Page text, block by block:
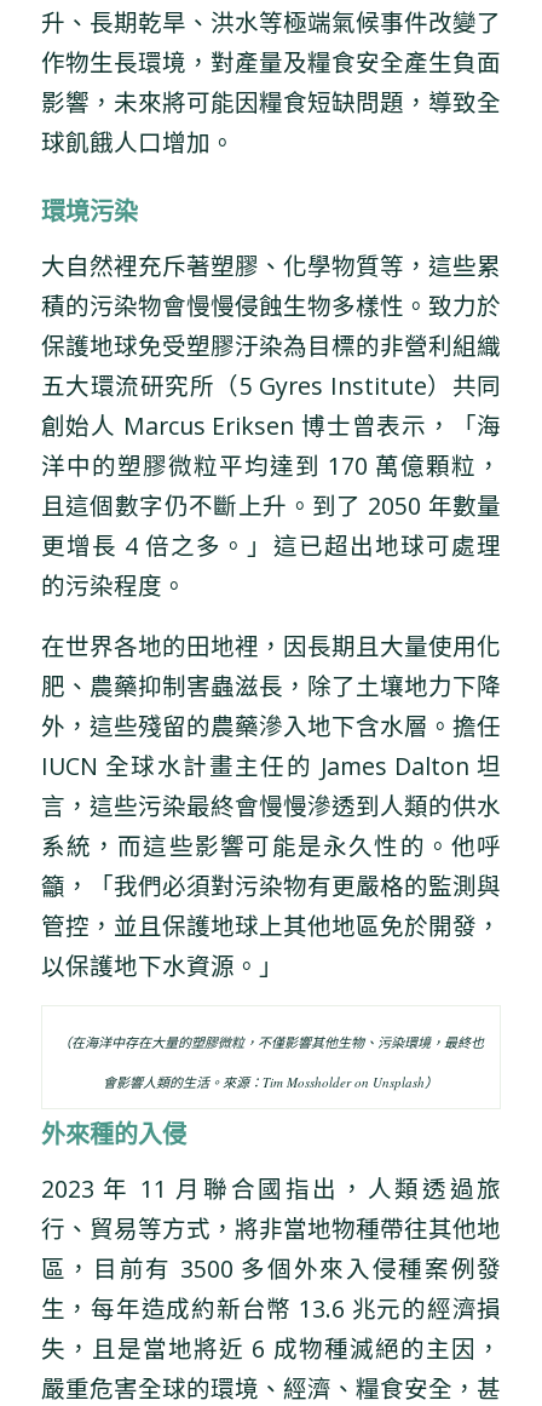
升、長期乾旱、洪水等極端氣候事件改變了
作物生長環境，對產量及糧食安全產生負面
影響，未來將可能因糧食短缺問題，導致全
球飢餓人口增加。
環境污染
大自然裡充斥著塑膠、化學物質等，這些累
積的污染物會慢慢侵蝕生物多樣性。致力於
保護地球免受塑膠汙染為目標的非營利組織
五大環流研究所（5 Gyres Institute）共同
創始人 Marcus Eriksen 博士曾表示，「海
洋中的塑膠微粒平均達到 170 萬億顆粒，
且這個數字仍不斷上升。到了 2050 年數量
更增長 4 倍之多。」這已超出地球可處理
的污染程度。
在世界各地的田地裡，因長期且大量使用化
肥、農藥抑制害蟲滋長，除了土壤地力下降
外，這些殘留的農藥滲入地下含水層。擔任
IUCN 全球水計畫主任的 James Dalton 坦
言，這些污染最終會慢慢滲透到人類的供水
系統，而這些影響可能是永久性的。他呼
籲，「我們必須對污染物有更嚴格的監測與
管控，並且保護地球上其他地區免於開發，
以保護地下水資源。」
（在海洋中存在大量的塑膠微粒，不僅影響其他生物、污染環境，最終也
會影響人類的生活。來源：Tim Mossholder on Unsplash）
外來種的入侵
2023 年 11 月聯合國指出，人類透過旅
行、貿易等方式，將非當地物種帶往其他地
區，目前有 3500 多個外來入侵種案例發
生，每年造成約新台幣 13.6 兆元的經濟損
失，且是當地將近 6 成物種滅絕的主因，
嚴重危害全球的環境、經濟、糧食安全，甚